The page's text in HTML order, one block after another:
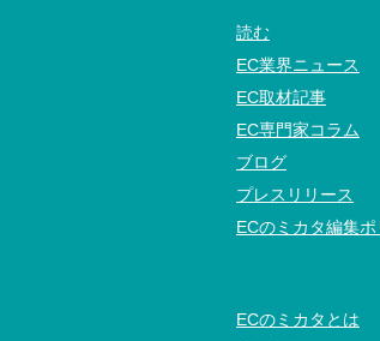
読む
EC業界ニュース
EC取材記事
EC専門家コラム
ブログ
プレスリリース
ECのミカタ編集ポ
ECのミカタとは